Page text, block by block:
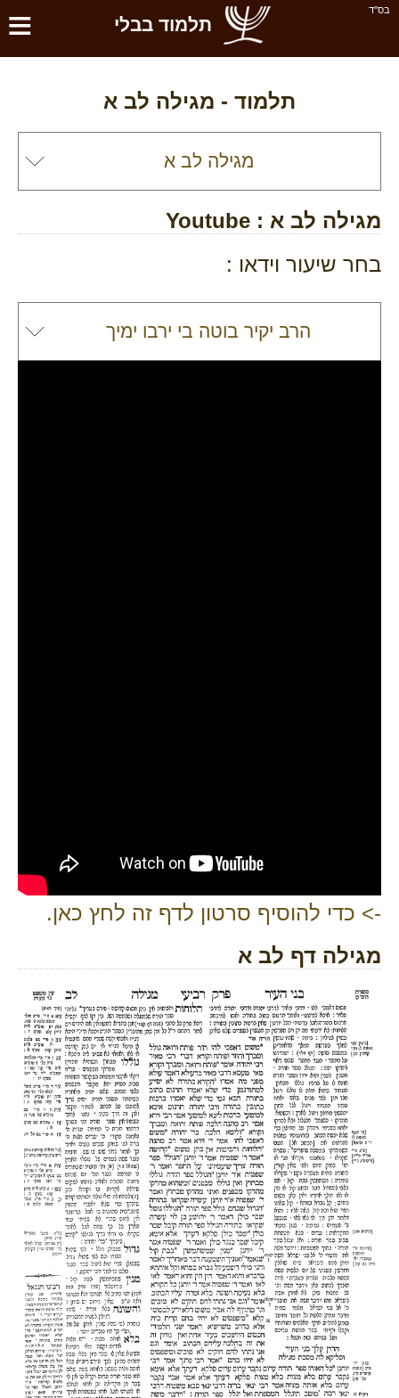
בס''ד ≡ תלמוד בבלי
תלמוד - מגילה לב א
מגילה לב א : Youtube
בחר שיעור וידאו :
-> כדי להוסיף סרטון לדף זה לחץ כאן.
מגילה דף לב א